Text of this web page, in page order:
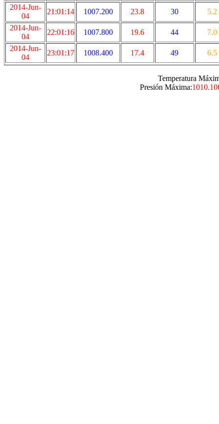
2014-Jun-
04
21:01:14 1007.200 23.8 30
5.2
2014-Jun-
04
22:01:16 1007.800 19.6 44
7.0
2014-Jun-
04
23:01:17 1008.400 17.4 49 6.5
Temperatura
Presión Máxima: